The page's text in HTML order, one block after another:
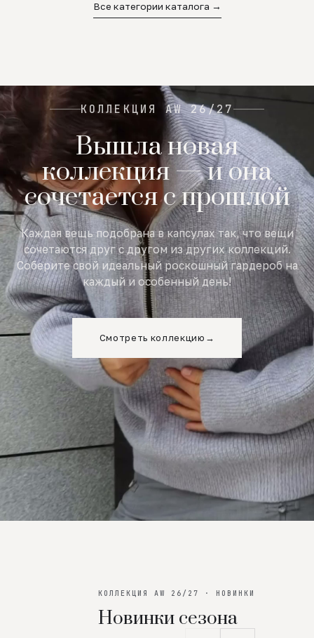
Все категории каталога →
КОЛЛЕКЦИЯ AW 26/27
Вышла новая
коллекция — и она
сочетается с прошлой
Каждая вещь подобрана в капсулах так, что вещи
сочетаются друг с другом из других коллекций.
Соберите свой идеальный роскошный гардероб на
каждый и особенный день!
Смотреть коллекцию →
КОЛЛЕКЦИЯ AW 26/27 · НОВИНКИ
Новинки сезона